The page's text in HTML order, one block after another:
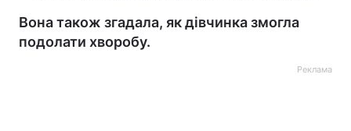
Вона також згадала, як дівчинка змогла
подолати хворобу.
Реклама